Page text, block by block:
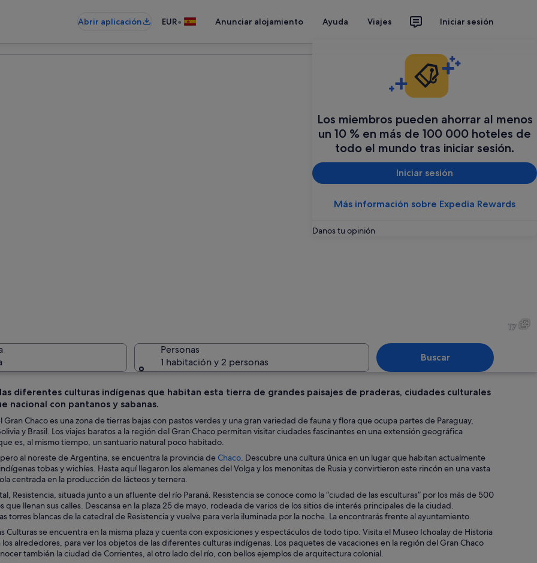
Abrir aplicación EUR• Anunciar alojamiento Ayuda Viajes Iniciar sesión
Los miembros pueden ahorrar al menos
un 10 % en más de 100 000 hoteles de
todo el mundo tras iniciar sesión.
Iniciar sesión
Más información sobre Expedia Rewards
Danos tu opinión
lago tranquilo con cielos despejados.
17
Personas
1 habitación y 2 personas
Buscar
diferentes culturas indígenas que habitan esta tierra de grandes paisajes de praderas, ciudades culturales
nacional con pantanos y sabanas.
Gran Chaco es una zona de tierras bajas con pastos verdes y una gran variedad de fauna y flora que ocupa partes de Paraguay,
y Brasil. Los viajes baratos a la región del Gran Chaco permiten visitar ciudades fascinantes en una extensión geográfica
es, al mismo tiempo, un santuario natural poco habitado.
pero al noreste de Argentina, se encuentra la provincia deChacoS
e
r
e
e
n
u
n
. Descubre una cultura única en un lugar que habitan actualmente
tobas y wichíes. Hasta aquí llegaron los alemanes del Volga y los menonitas de Rusia y convirtieron este rincón en una vasta
centrada en la producción de lácteos y ternera.
Resistencia, situada junto a un afluente del río Paraná. Resistencia se conoce como la “ciudad de las esculturas” por los más de 500
que llenan sus calles. Descansa en la plaza 25 de mayo, rodeada de varios de los sitios de interés principales de la ciudad.
torres blancas de la catedral de Resistencia y vuelve para verla iluminada por la noche. La encontrarás frente al ayuntamiento.
Culturas se encuentra en la misma plaza y cuenta con exposiciones y espectáculos de todo tipo. Visita el Museo Ichoalay de Historia
los alrededores, para ver los objetos de las diferentes culturas indígenas. Los paquetes de vacaciones en la región del Gran Chaco
también la ciudad de Corrientes, al otro lado del río, con bellos ejemplos de arquitectura colonial.